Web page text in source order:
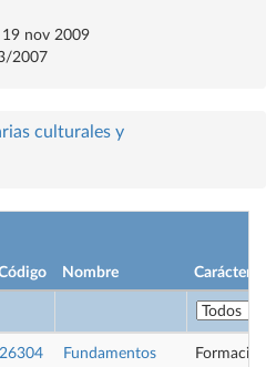
19 nov 2009
2007
culturales y
Nombre Carácter
26304
Fundamentos